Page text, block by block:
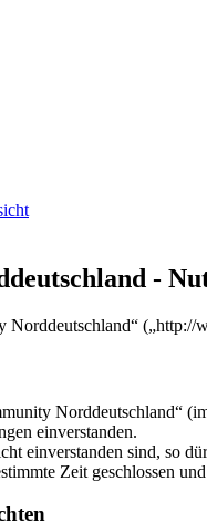
-
(„http://
Norddeutschland“
einverstanden.
einverstanden sind, so
Zeit geschlossen